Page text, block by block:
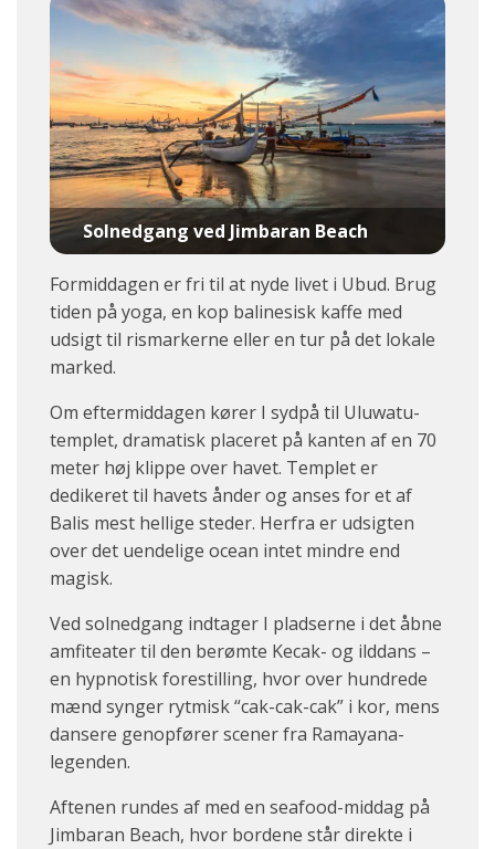
Solnedgang ved Jimbaran Beach
Formiddagen er fri til at nyde livet i Ubud. Brug
tiden på yoga, en kop balinesisk kaffe med
udsigt til rismarkerne eller en tur på det lokale
marked.
Om eftermiddagen kører I sydpå til Uluwatu-
templet, dramatisk placeret på kanten af en 70
meter høj klippe over havet. Templet er
dedikeret til havets ånder og anses for et af
Balis mest hellige steder. Herfra er udsigten
over det uendelige ocean intet mindre end
magisk.
Ved solnedgang indtager I pladserne i det åbne
amfiteater til den berømte Kecak- og ilddans –
en hypnotisk forestilling, hvor over hundrede
mænd synger rytmisk “cak-cak-cak” i kor, mens
dansere genopfører scener fra Ramayana-
legenden.
Aftenen rundes af med en seafood-middag på
Jimbaran Beach, hvor bordene står direkte i